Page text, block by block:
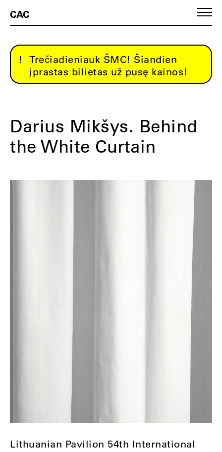
CAC
Trečiadieniauk ŠMC! Šiandien
įprastas bilietas už pusę kainos!
Darius Mikšys. Behind
the White Curtain
Lithuanian Pavilion 54th International